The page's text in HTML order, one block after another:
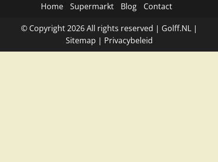
Home Supermarkt Blog Contact
© Copyright2026All rights reserved | Golff.NL|
Sitemap | Privacybeleid